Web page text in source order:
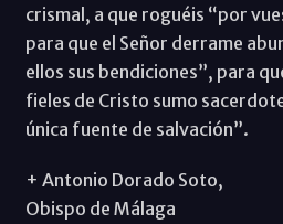
crismal, a que roguéis “por
para que el Señor derrame
ellos sus bendiciones”, para
fieles de Cristo sumo
única fuente de salvación”.
+ Antonio Dorado Soto,
Obispo de Málaga